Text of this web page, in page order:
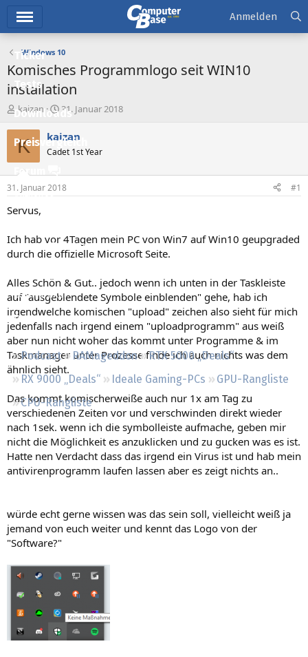
Ticker
Tests
Downloads
Preisvergleich
Forum
Aktuelles
Neue Beiträge
Leserartikel
Regeln
Podcast RAMageddon
RTX 5000 „Deals“
RX 9000 „Deals“
Ideale Gaming-PCs
GPU-Rangliste
CPU-Rangliste
Anmelden
Windows 10
Komisches Programmlogo seit WIN10
installation
E
r
s
t
e
r
kaizan
E
r
s
t
e
t
31. Januar 2018
K kaizan
Cadet 1st Year
31. Januar 2018 #1
Servus,
Ich hab vor 4Tagen mein PC von Win7 auf Win10 geupgraded
durch die offizielle Microsoft Seite.
Alles Schön & Gut.. jedoch wenn ich unten in der Taskleiste
auf "ausgeblendete Symbole einblenden" gehe, hab ich
irgendwelche komischen "upload" zeichen also sieht für mich
jedenfalls nach irgend einem "uploadprogramm" aus weiß
aber nun nicht woher das kommt unter Programme & im
Taskmanager unter Prozesse finde ich auch nichts was dem
ähnlich sieht.
Das kommt komischerweiße auch nur 1x am Tag zu
verschiedenen Zeiten vor und verschwinden direkt wieder
nach 1sek. wenn ich die symbolleiste aufmache, geben mir
nicht die Möglichkeit es anzuklicken und zu gucken was es ist.
Hatte nen Verdacht dass das irgend ein Virus ist und hab mein
antivirenprogramm laufen lassen aber es zeigt nichts an..
würde echt gerne wissen was das sein soll, vielleicht weiß ja
jemand von euch weiter und kennt das Logo von der
"Software?"